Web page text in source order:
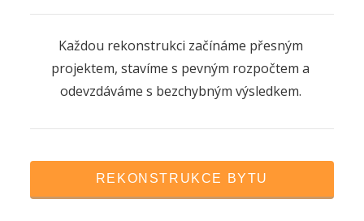
Každou rekonstrukci začínáme přesným
projektem, stavíme s pevným rozpočtem a
odevzdáváme s bezchybným výsledkem.
REKONSTRUKCE BYTU